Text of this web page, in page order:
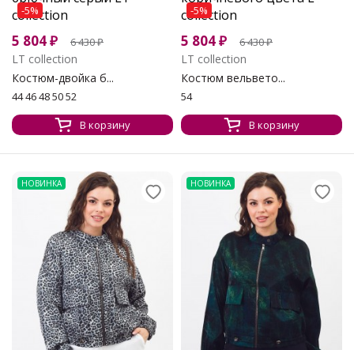
-5%
5 804₽ 6 430₽
LT collection
Костюм-двойка б...
44 46 48 50 52
В корзину
-5%
5 804₽ 6 430₽
LT collection
Костюм вельвето...
54
В корзину
НОВИНКА НОВИНКА